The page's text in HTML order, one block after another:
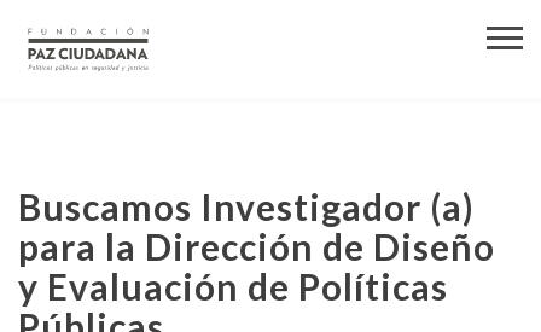
Buscamos Investigador (a)
para la Dirección de Diseño
y Evaluación de Políticas